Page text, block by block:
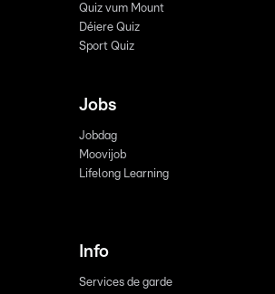
Quiz vum Mount
Déiere Quiz
Sport Quiz
Jobs
Jobdag
Moovijob
Lifelong Learning
Info
Services de garde